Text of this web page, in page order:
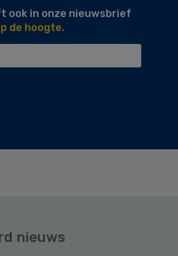
ook in onze nieuwsbrief
de hoogte.
nieuws